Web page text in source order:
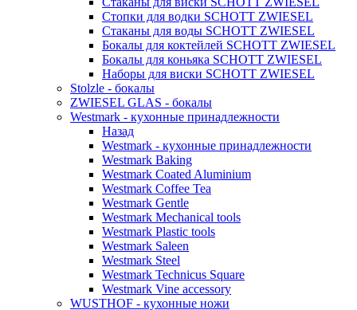
Стопки для водки SCHOTT ZWIESEL
Стаканы для воды SCHOTT ZWIESEL
Бокалы для коктейлей SCHOTT ZWIESEL
Бокалы для коньяка SCHOTT ZWIESEL
Наборы для виски SCHOTT ZWIESEL
Stolzle - бокалы
ZWIESEL GLAS - бокалы
Westmark - кухонные принадлежности
Назад
Westmark - кухонные принадлежности
Westmark Baking
Westmark Coated Aluminium
Westmark Coffee Tea
Westmark Gentle
Westmark Mechanical tools
Westmark Plastic tools
Westmark Saleen
Westmark Steel
Westmark Technicus Square
Westmark Vine accessory
WUSTHOF - кухонные ножи